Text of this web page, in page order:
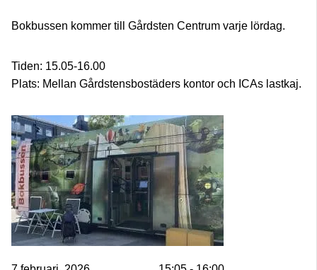
Bokbussen kommer till Gårdsten Centrum varje lördag.
Tiden: 15.05-16.00
Plats: Mellan Gårdstensbostäders kontor och ICAs lastkaj.